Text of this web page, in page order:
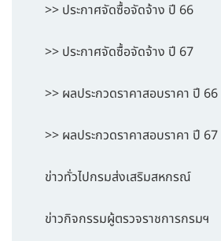
>> ประกาศจัดซื้อจัดจ้าง ปี 66
>> ประกาศจัดซื้อจัดจ้าง ปี 67
>> ผลประกวดราคาสอบราคา ปี 66
>> ผลประกวดราคาสอบราคา ปี 67
ข่าวทั่วไปกรมส่งเสริมสหกรณ์
ข่าวกิจกรรมผู้ตรวจราชการกรมฯ